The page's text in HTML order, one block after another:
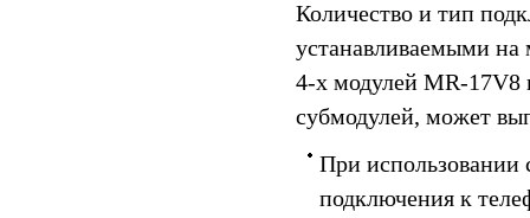
Количество и тип
устанавливаемыми на
4-х модулей MR-17V8
субмодулей, может
При использовании
подключения к